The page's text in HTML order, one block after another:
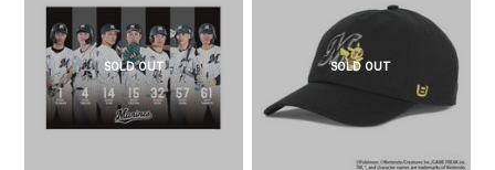
SOLD OUT SOLD OUT